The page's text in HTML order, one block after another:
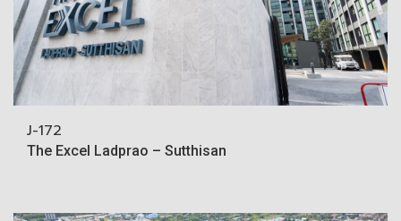
J-172
The Excel Ladprao – Sutthisan